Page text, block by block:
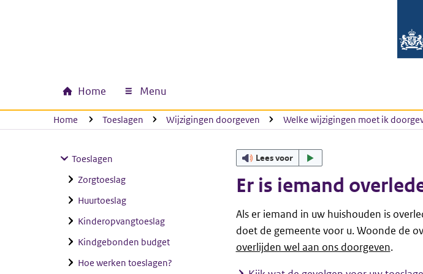
Hoofdnavigatie
Home Menu
U bevindt zich hier:
Home Toeslagen Wijzigingen doorgeven Welke wijzigingen moet ik
Toeslagen
Zorgtoeslag
Huurtoeslag
Kinderopvangtoeslag
Kindgebonden budget
Hoe werken toeslagen?
Lees voor
Er is iemand
Als er iemand in uw huishouden is
doet de gemeente voor u. Woonde de
overlijden wel aan ons doorgeven.